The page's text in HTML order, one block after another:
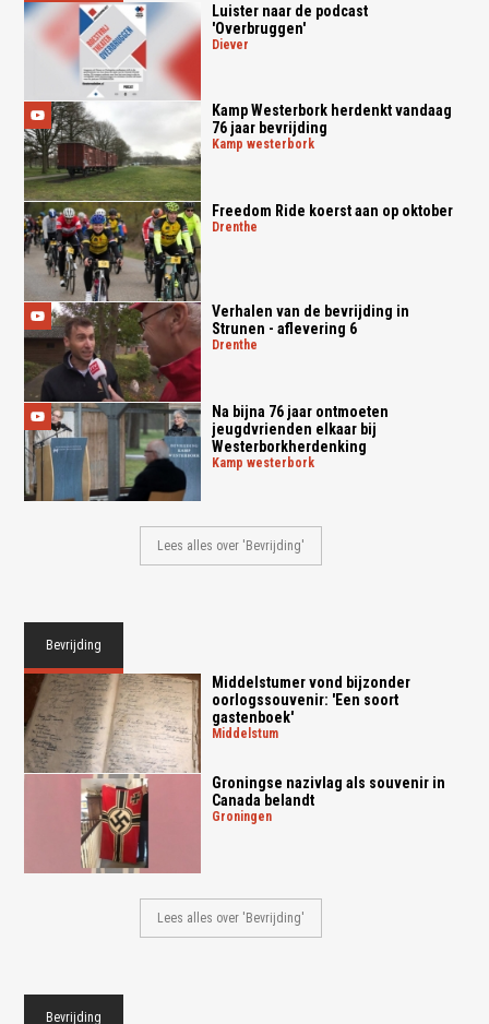
Luister naar de podcast
'Overbruggen'
diever
Kamp Westerbork herdenkt vandaag
76 jaar bevrijding
kamp westerbork
Freedom Ride koerst aan op oktober
drenthe
Verhalen van de bevrijding in
Strunen - aflevering 6
drenthe
Na bijna 76 jaar ontmoeten
jeugdvrienden elkaar bij
Westerborkherdenking
kamp westerbork
Lees alles over 'Bevrijding'
Bevrijding
Middelstumer vond bijzonder
oorlogssouvenir: 'Een soort
gastenboek'
middelstum
Groningse nazivlag als souvenir in
Canada belandt
groningen
Lees alles over 'Bevrijding'
Bevrijding